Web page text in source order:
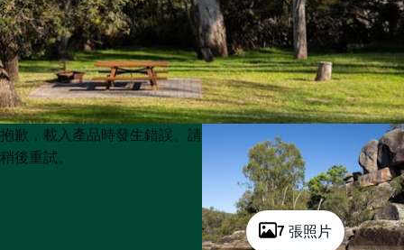
7 張照片
Product
List
Product
List
抱歉，載入產品時發生錯誤。請
稍後重試。